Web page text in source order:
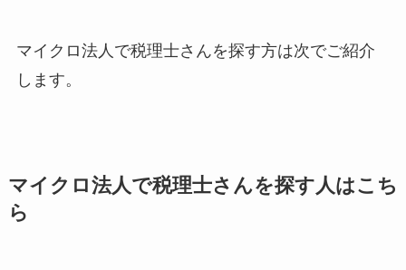
マイクロ法人で税理士さんを探す方は次でご紹介
します。
マイクロ法人で税理士さんを探す人はこち
ら